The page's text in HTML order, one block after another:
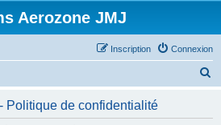
Aerozone JMJ
Connexion
Inscription
Politique de confidentialité